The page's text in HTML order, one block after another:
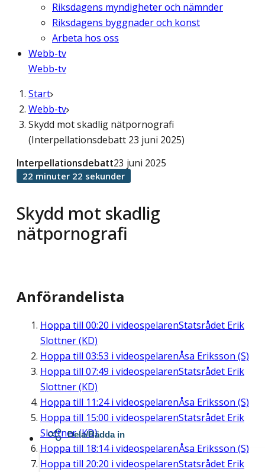
Riksdagens myndigheter och nämnder
Riksdagens byggnader och konst
Arbeta hos oss
Webb-tv
Webb-tv
Start
Webb-tv
Skydd mot skadlig nätpornografi
(Interpellationsdebatt 23 juni 2025)
Skydd mot skadlig
nätpornografi
Interpellationsdebatt23 juni 2025
22 minuter 22 sekunder
Anförandelista
Hoppa till 00:20 i videospelarenStatsrådet Erik
Slottner (KD)
Hoppa till 03:53 i videospelarenÅsa Eriksson (S)
Hoppa till 07:49 i videospelarenStatsrådet Erik
Slottner (KD)
Hoppa till 11:24i videospelarenÅsa Eriksson (S)
Hoppa till 15:00 i videospelarenStatsrådet Erik
Slottner (KD)
Hoppa till 18:14i videospelarenÅsa Eriksson (S)
Hoppa till 20:20 i videospelarenStatsrådet Erik
Dela/Bädda in